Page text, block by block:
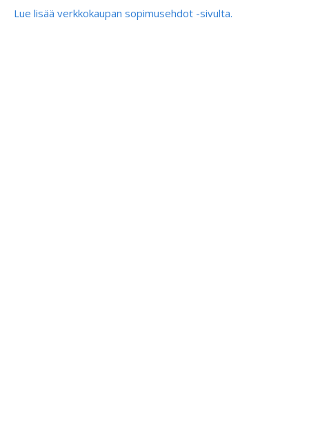
Lue lisää verkkokaupan sopimusehdot -sivulta.